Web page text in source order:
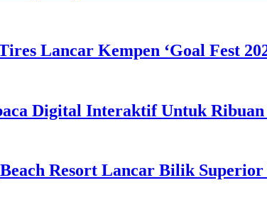
Lancar Kempen ‘Goal Fest
Digital Interaktif Untuk
Resort Lancar Bilik